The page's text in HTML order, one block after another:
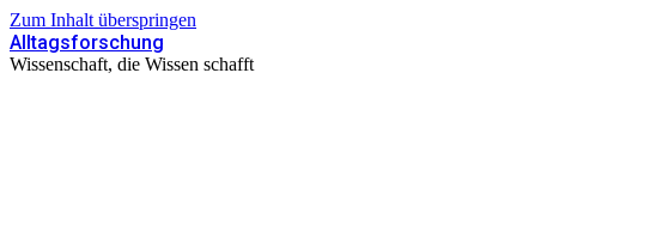
Zum Inhalt überspringen
Alltagsforschung
Wissenschaft, die Wissen schafft